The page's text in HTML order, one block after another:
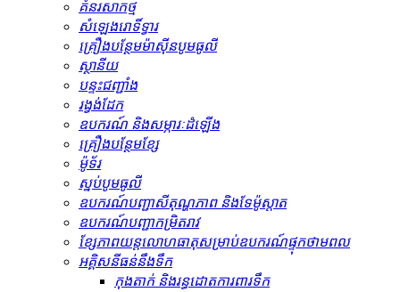
គំនរសាកថ្ម
សំឡេងរោទិ៍ទ្វារ
គ្រឿងបន្ថែមម៉ាស៊ីនបូមធូលី
ស្ថានីយ
បន្ទះជញ្ជាំង
រង្វង់ដែក
ឧបករណ៍ និងសម្ភារៈដំឡើង
គ្រឿងបន្ថែមខ្សែ
ម៉ូទ័រ
ស្នប់បូមធូលី
ឧបករណ៍បញ្ជាសីតុណ្ហភាព និងទែម៉ូស្តាត
ឧបករណ៍បញ្ជាកម្រិតរាវ
ខ្សែភាពយន្តលោហធាតុសម្រាប់ឧបករណ៍ផ្ទុកថាមពល
អគ្គិសនីធន់នឹងទឹក
កុងតាក់ និងរន្ធដោតការពារទឹក